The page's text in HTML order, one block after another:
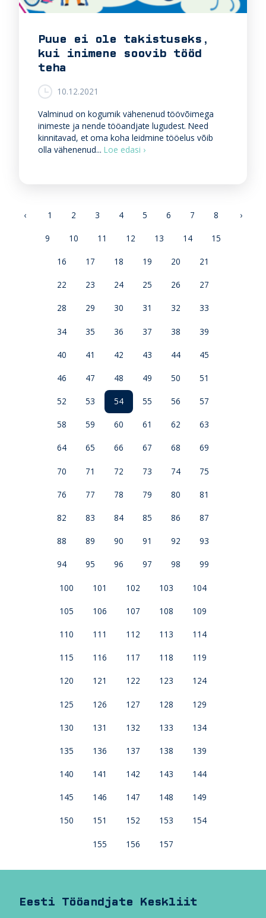
a
k
l
u
s
i
Puue ei ole takistuseks,
kui inimene soovib tööd
teha
10.12.2021
Valminud on kogumik vähenenud töövõimega
inimeste ja nende tööandjate lugudest. Need
kinnitavad, et oma koha leidmine tööelus võib
olla vähenenud... Loe edasi ›P
o
t
a
k
i
s
u
e
s
k
i
n
m
n
s
o
i
‹ 1 2 3 4 5 6 7 8
9 10 11 12 13 14 15
16 17 18 19 20 21
22 23 24 25 26 27
28 29 30 31 32 33
34 35 36 37 38 39
40 41 42 43 44 45
46 47 48 49 50 51
52 53 54 55 56 57
58 59 60 61 62 63
64 65 66 67 68 69
70 71 72 73 74 75
76 77 78 79 80 81
82 83 84 85 86 87
88 89 90 91 92 93
94 95 96 97 98 99
100 101 102 103 104
105 106 107 108 109
110 111 112 113 114
115 116 117 118 119
120 121 122 123 124
125 126 127 128 129
130 131 132 133 134
135 136 137 138 139
140 141 142 143 144
145 146 147 148 149
150 151 152 153 154
155 156 157
›
Eesti Tööandjate Keskliit